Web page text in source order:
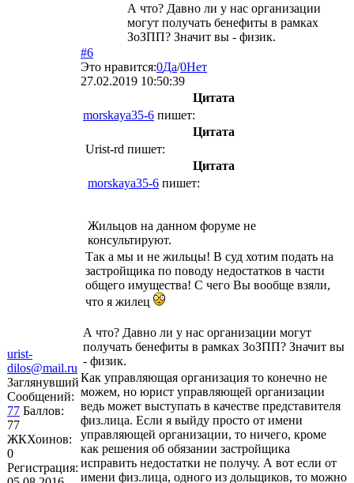
А что? Давно ли у нас организации
могут получать бенефиты в рамках
ЗоЗПП? Значит вы - физик.
urist-
dilos@mail.ru
Заглянувший
Сообщений:
77 Баллов:
77
ЖКХоинов:
0
Регистрация:
#6
Это нравится:0Да/0Нет
27.02.2019 10:50:39
Цитата
morskaya35-6 пишет:
Цитата
Urist-rd пишет:
Цитата
morskaya35-6 пишет:
Жильцов на данном форуме не
консультируют.
Так а мы и не жильцы! В суд хотим подать на
застройщика по поводу недостатков в части
общего имущества! С чего Вы вообще взяли,
что я жилец
А что? Давно ли у нас организации могут
получать бенефиты в рамках ЗоЗПП? Значит вы
- физик.
Как управляющая организация то конечно не
можем, но юрист управляющей организации
ведь может выступать в качестве представителя
физ.лица. Если я выйду просто от имени
управляющей организации, то ничего, кроме
как решения об обязании застройщика
исправить недостатки не получу. А вот если от
имени физ.лица, одного из дольщиков, то можно